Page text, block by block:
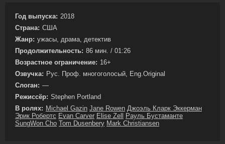
Год выпуска: 2018
Страна: США
Жанр: ужасы, драма, детектив
Продолжительность: 86 мин. / 01:26
Возрастное ограничение: 16+
Озвучка: Рус. Проф. многоголосый, Eng.Original
Слоган: —
Режиссёр: Stephen Portland
В ролях: Michael Gazin Jane Rowen Джоэль Кларк Эккерман
Эрик Робертс Evan Carver Elise Zell
Рауль Бустаманте
SungWon Cho Tom Dusenbery Mark Christiansen